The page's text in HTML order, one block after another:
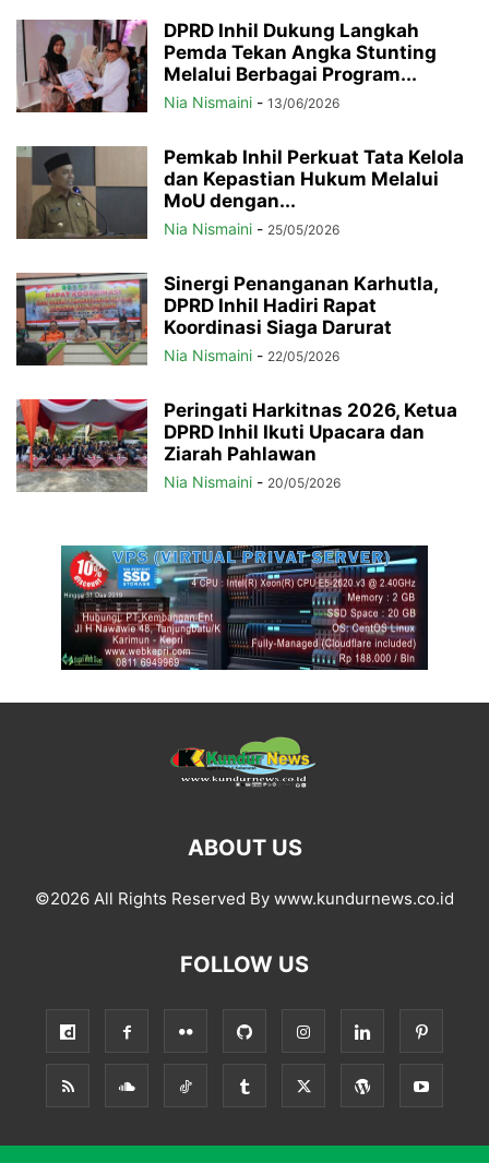
DPRD Inhil Dukung Langkah
Pemda Tekan Angka Stunting
Melalui Berbagai Program...
Nia Nismaini - 13/06/2026
Pemkab Inhil Perkuat Tata Kelola
dan Kepastian Hukum Melalui
MoU dengan...
Nia Nismaini - 25/05/2026
Sinergi Penanganan Karhutla,
DPRD Inhil Hadiri Rapat
Koordinasi Siaga Darurat
Nia Nismaini - 22/05/2026
Peringati Harkitnas 2026, Ketua
DPRD Inhil Ikuti Upacara dan
Ziarah Pahlawan
Nia Nismaini - 20/05/2026
ABOUT US
©2026 All Rights Reserved By www.kundurnews.co.id
FOLLOW US